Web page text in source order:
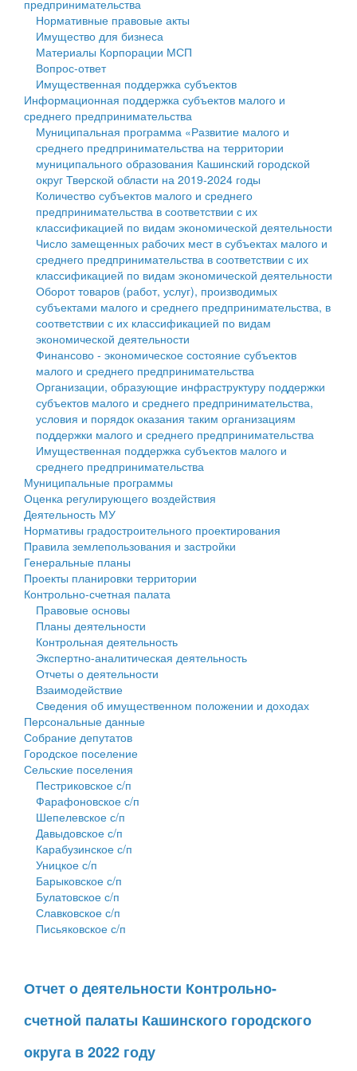
Государственные услуги
Промышленность и АПК
Экономика и бизнес
...
Символика
Устав
Гостям округа
Туризм
Культура
Образование
Здравоохранение
Социальная защита
Фотоальбом
муниципального округа Тверской области
Администрация Кашинского муниципального округа
Тверской области
Управление сельскими территориями
Открытые данные
Работа с обращениями граждан
Муниципальный контроль
Муниципальные услуги
Проекты административных регламентов
Антимонопольный комплаенс
Противодействие коррупции
Финансовое управление
Бюджет для граждан
Имущество
Выявление правообладателей ранее учтенных
объектов недвижимости
Имущественная поддержка субъектов малого и
среднего предпринимательства
Информационная поддержка субъектов малого и
среднего предпринимательства
Муниципальные программы
Контрольно-счетная палата
Персональные данные
Оценка регулирующего воздействия
Деятельность МУ
Нормативы градостроительного проектирования
Правила землепользования и застройки
Генеральные планы
Проекты планировки территории
Собрание депутатов
Городское поселение
Сельские поселения
предпринимательства
Нормативные правовые акты
Имущество для бизнеса
Материалы Корпорации МСП
Вопрос-ответ
Имущественная поддержка субъектов
Информационная поддержка субъектов малого и
среднего предпринимательства
Муниципальная программа «Развитие малого и
среднего предпринимательства на территории
муниципального образования Кашинский городской
округ Тверской области на 2019-2024 годы
Количество субъектов малого и среднего
предпринимательства в соответствии с их
классификацией по видам экономической деятельности
Число замещенных рабочих мест в субъектах малого и
среднего предпринимательства в соответствии с их
классификацией по видам экономической деятельности
Оборот товаров (работ, услуг), производимых
субъектами малого и среднего предпринимательства, в
соответствии с их классификацией по видам
экономической деятельности
Финансово - экономическое состояние субъектов
малого и среднего предпринимательства
Организации, образующие инфраструктуру поддержки
субъектов малого и среднего предпринимательства,
условия и порядок оказания таким организациям
поддержки малого и среднего предпринимательства
Имущественная поддержка субъектов малого и
среднего предпринимательства
Муниципальные программы
Оценка регулирующего воздействия
Деятельность МУ
Нормативы градостроительного проектирования
Правила землепользования и застройки
Генеральные планы
Проекты планировки территории
Контрольно-счетная палата
Правовые основы
Планы деятельности
Контрольная деятельность
Экспертно-аналитическая деятельность
Отчеты о деятельности
Взаимодействие
Сведения об имущественном положении и доходах
Персональные данные
Собрание депутатов
Городское поселение
Сельские поселения
Пестриковское с/п
Фарафоновское с/п
Шепелевское с/п
Давыдовское с/п
Карабузинское с/п
Уницкое с/п
Барыковское с/п
Булатовское с/п
Славковское с/п
Письяковское с/п
Отчет о деятельности Контрольно-
счетной палаты Кашинского городского
округа в 2022 году